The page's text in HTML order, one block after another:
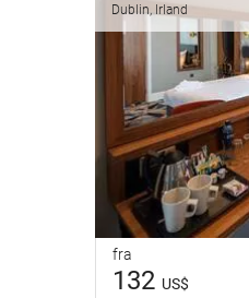
Dublin, Irland
fra
132 US$